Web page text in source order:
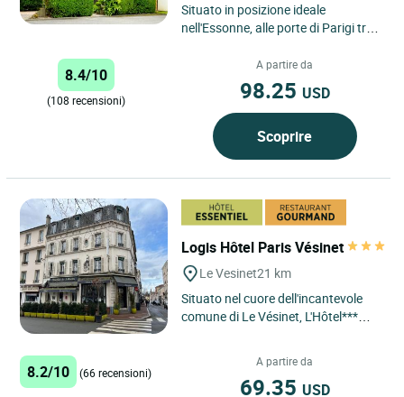
Situato in posizione ideale
nell'Essonne, alle porte di Parigi tra
hotel vi accoglie tutto...
8.4/10
(108 recensioni)
A partire da
98.25 USD
Scoprire
Logis Hôtel Paris Vésinet
Le Vesinet21 km
Situato nel cuore dell'incantevole
comune di Le Vésinet, L'Hôtel***
8.2/10 (66 recensioni)
A partire da
69.35 USD